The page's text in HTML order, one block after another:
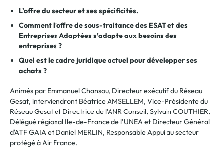
L’offre du secteur et ses spécificités.
Comment l’offre de sous-traitance des ESAT et des
Entreprises Adaptées s’adapte aux besoins des
entreprises ?
Quel est le cadre juridique actuel pour développer ses
achats ?
Animés par Emmanuel Chansou, Directeur exécutif du Réseau
Gesat, interviendront Béatrice AMSELLEM, Vice-Présidente du
Réseau Gesat et Directrice de l’ANR Conseil, Sylvain COUTHIER,
Délégué régional Ile-de-France de l’UNEA et Directeur Général
d'ATF GAIA et Daniel MERLIN, Responsable Appui au secteur
protégé à Air France.